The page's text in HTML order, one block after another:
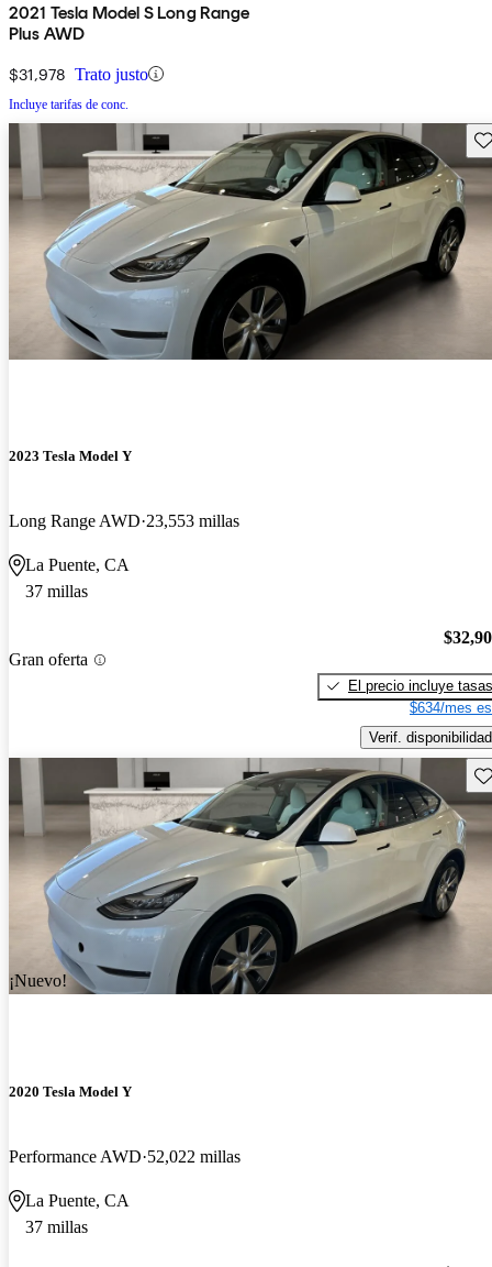
2021 Tesla Model S Long Range
Plus AWD
$31,978 Trato justo
Incluye tarifas de conc.
2023 Tesla Model Y
Long Range AWD 23,553 millas
La Puente, CA
37 millas
Gran oferta
El precio incluye tasas
$634/mes
Verif. disponibilidad
¡Nuevo!
2020 Tesla Model Y
Performance AWD 52,022 millas
La Puente, CA
37 millas